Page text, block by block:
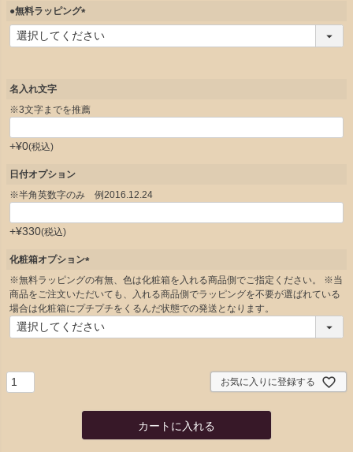
須
●無料ラッピング
(
必
名入れ文字
※3文字までを推薦
+¥0 税込
日付オプション
※半角英数字のみ 例2016.12.24
+¥330 税込
化粧箱オプション
(
必
須
)
※無料ラッピングの有無、色は化粧箱を入れる商品側でご指定ください。 ※当
商品をご注文いただいても、入れる商品側でラッピングを不要が選ばれている
場合は化粧箱にプチプチをくるんだ状態での発送となります。
お気に入りに登録する
カートに入れる